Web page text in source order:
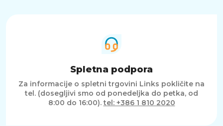
Spletna podpora
Za informacije o spletni trgovini Links pokličite na
tel. (dosegljivi smo od ponedeljka do petka, od
8:00 do 16:00).tel: +386 1 810 2020